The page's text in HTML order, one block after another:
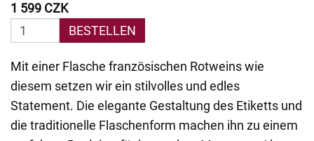
1 599 CZK
BESTELLEN
Mit einer Flasche französischen Rotweins wie
diesem setzen wir ein stilvolles und edles
Statement. Die elegante Gestaltung des Etiketts und
die traditionelle Flaschenform machen ihn zu einem